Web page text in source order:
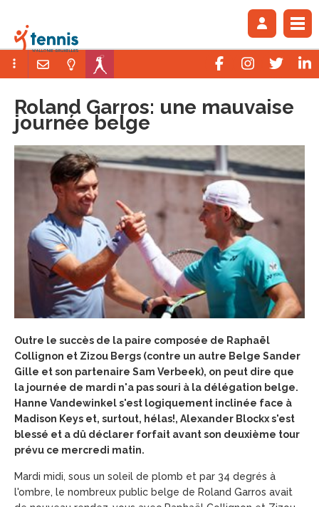
Roland Garros: une mauvaise
journée belge
Outre le succès de la paire composée de Raphaël
Collignon et Zizou Bergs (contre un autre Belge Sander
Gille et son partenaire Sam Verbeek), on peut dire que
la journée de mardi n'a pas souri à la délégation belge.
Hanne Vandewinkel s'est logiquement inclinée face à
Madison Keys et, surtout, hélas!, Alexander Blockx s'est
blessé et a dû déclarer forfait avant son deuxième tour
prévu ce mercredi matin.
Mardi midi, sous un soleil de plomb et par 34 degrés à
l'ombre, le nombreux public belge de Roland Garros avait